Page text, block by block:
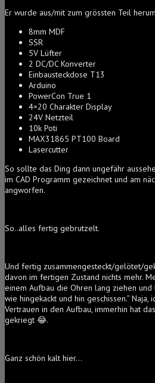
Er wurde aus/mit zum grössten Teil
8mm MDF
SSR
5V Lüfter
2 DC/DC Konverter
Einbausteckdose T13
Arduino
PowerCon True 1
4×20 Charakter Display
24V Netzteil
10k Poti
MAX31865 PT100 Board
Lasercutter
So sollte das Ding dann ungefähr
im CAD Programm gezeichnet und am
angworfen.
So..alles fertig gebrutzelt.
Und fertig zusammengesteckt/gelötet/
davon im fertigen Zustand nichts mehr.
einem Aufbau die Ohren lang ziehen und
wie hingekackt und hin geschissen.” Naja,
Vertrauen in den Aufbau, immerhin hat
gekriegt 😂.
Ganz schön kalt hier…